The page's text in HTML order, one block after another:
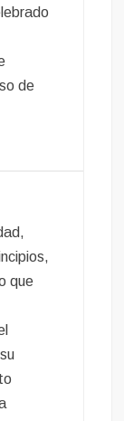
de
que